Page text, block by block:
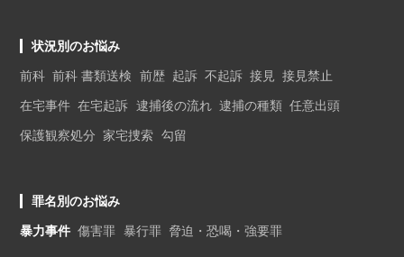
状況別のお悩み
前科 前科 書類送検 前歴 起訴 不起訴 接見 接見禁止
在宅事件 在宅起訴 逮捕後の流れ 逮捕の種類 任意出頭
保護観察処分 家宅捜索 勾留
罪名別のお悩み
暴力事件 傷害罪 暴行罪 脅迫・恐喝・強要罪